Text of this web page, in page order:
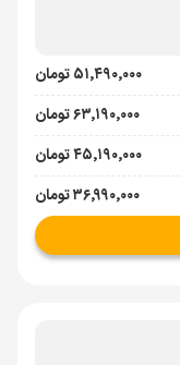
۵۱٬۴۹۰٬۰۰۰ تومان
۶۳٬۱۹۰٬۰۰۰ تومان
۴۵٬۱۹۰٬۰۰۰ تومان
۳۶٬۹۹۰٬۰۰۰ تومان